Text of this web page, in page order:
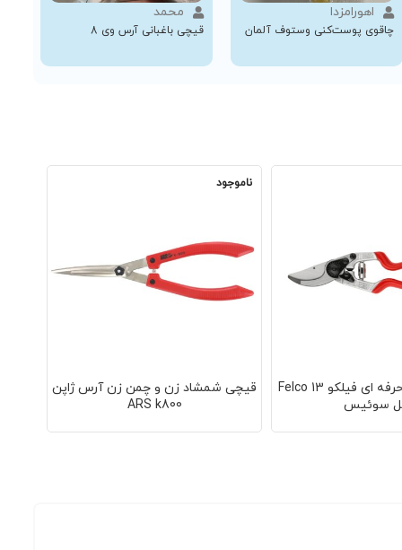
اهورامزدا
چاقوی پوست‌کنی وستوف آلمان
محمد
قیچی باغبانی آرس وی 8
قیچی باغبانی حرفه ای فیلکو 13 Felco
سوئیس
ناموجود
قیچی شمشاد زن و چمن زن آرس ژاپن
ARS k800